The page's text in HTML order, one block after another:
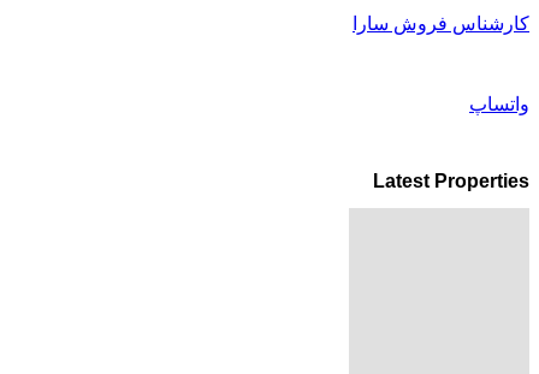
کارشناس فروش سارا
واتساپ
Latest Properties